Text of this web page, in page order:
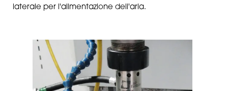
laterale per l'alimentazione dell'aria.